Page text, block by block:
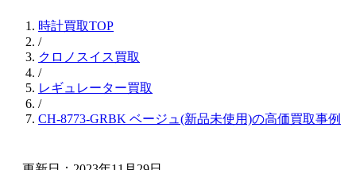
時計買取TOP
/
クロノスイス買取
/
レギュレーター買取
/
CH-8773-GRBK ベージュ(新品未使用)の高価買取事例